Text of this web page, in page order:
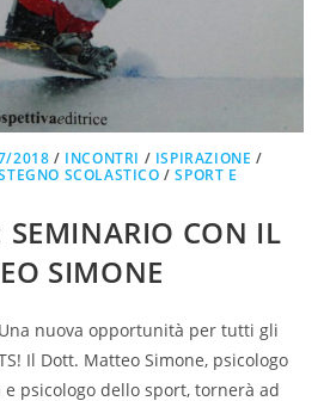
2018 / INCONTRI / ISPIRAZIONE /
SCOLASTICO /SPORT E
CON IL
SIMONE
Una nuova opportunità per tutti gli
Il Dott. Matteo Simone, psicologo
psicologo dello sport, tornerà ad